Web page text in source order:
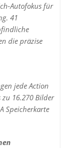
Autofokus für
41
die präzise
jede Action
16.270 Bilder
Speicherkarte